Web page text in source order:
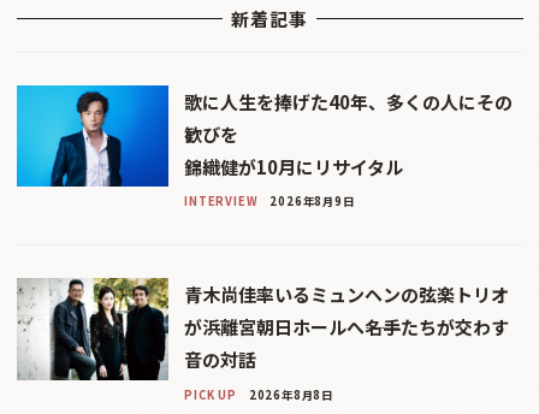
新着記事
歌に人生を捧げた40年、多くの人にその
歓びを
錦織健が10月にリサイタル
INTERVIEW 2026年8月9日
青木尚佳率いるミュンヘンの弦楽トリオ
が浜離宮朝日ホールへ――名手たちが交わす
音の対話
PICK UP 2026年8月8日